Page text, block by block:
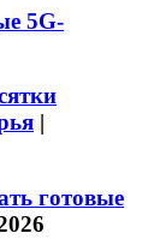
5G-
|
готовые